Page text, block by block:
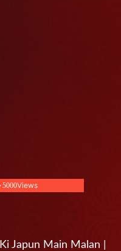
5000Views
Japun Main Malan |